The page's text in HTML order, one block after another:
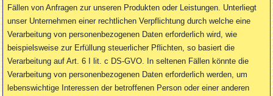
Fällen von Anfragen zur unseren Produkten oder Leistungen. Unterliegt
unser Unternehmen einer rechtlichen Verpflichtung durch welche eine
Verarbeitung von personenbezogenen Daten erforderlich wird, wie
beispielsweise zur Erfüllung steuerlicher Pflichten, so basiert die
Verarbeitung auf Art. 6 I lit. c DS-GVO. In seltenen Fällen könnte die
Verarbeitung von personenbezogenen Daten erforderlich werden, um
lebenswichtige Interessen der betroffenen Person oder einer anderen